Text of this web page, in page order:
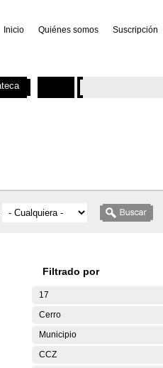
Inicio Quiénes somos Suscripción
Filtrado por
17
Cerro
Municipio
CCZ